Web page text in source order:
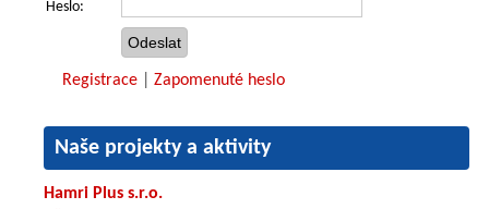
Heslo:
Registrace Zapomenuté heslo
Naše projekty a aktivity
Hamri Plus s.r.o.